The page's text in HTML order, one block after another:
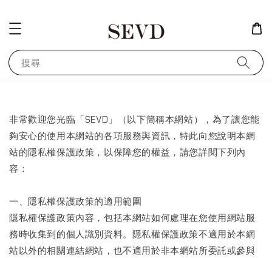
搜尋
非常歡迎您光臨「SEVD」（以下簡稱本網站），為了讓您能
夠安心的使用本網站的各項服務與資訊，特此向您說明本網
站的隱私權保護政策，以保障您的權益，請您詳閱下列內
容：
一、隱私權保護政策的適用範圍
隱私權保護政策內容，包括本網站如何處理在您使用網站服
務時收集到的個人識別資料。隱私權保護政策不適用於本網
站以外的相關連結網站，也不適用於非本網站所委託或參與